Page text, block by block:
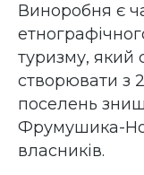
Виноробня є
туризму, який
створювати з
поселень
Фрумушика-
власників.